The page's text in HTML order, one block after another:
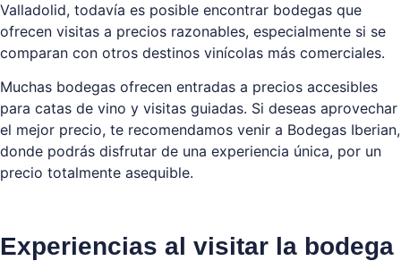
Valladolid, todavía es posible encontrar bodegas que
ofrecen visitas a precios razonables, especialmente si se
comparan con otros destinos vinícolas más comerciales.
Muchas bodegas ofrecen entradas a precios accesibles
para catas de vino y visitas guiadas. Si deseas aprovechar
el mejor precio, te recomendamos venir a Bodegas Iberian,
donde podrás disfrutar de una experiencia única, por un
precio totalmente asequible.
Experiencias al visitar la bodega